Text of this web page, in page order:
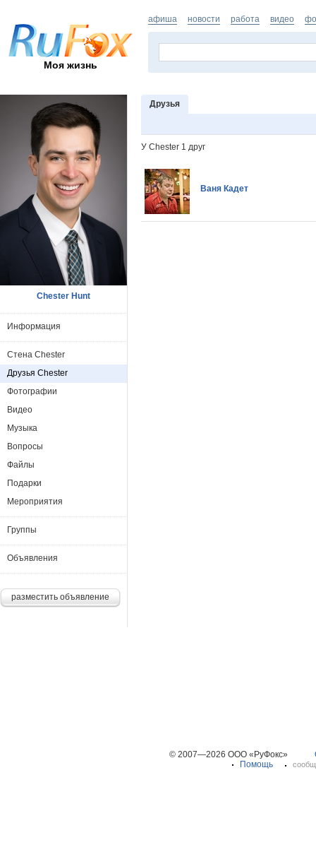
Моя жизнь
афиша новости работа видео
Друзья
У Chester 1 друг
Ваня Кадет
Chester Hunt
Информация
Стена Chester
Друзья Chester
Фотографии
Видео
Музыка
Вопросы
Файлы
Подарки
Мероприятия
Группы
Объявления
разместить объявление
© 2007—2026 ООО «РуФокс»
Помощь